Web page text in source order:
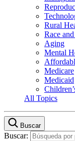
Rural
Race
Aging
Mental
Medicare
Medicaid
All Topics
Buscar
Buscar: